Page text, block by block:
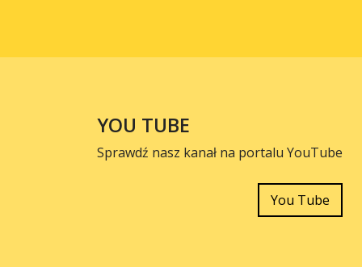
YOU TUBE
Sprawdź nasz kanał na portalu YouTube
You Tube